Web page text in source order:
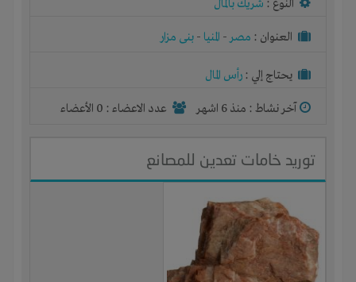
النوع : شريك بالمال
العنوان : مصر- المنيا - بنى مزار
يحتاج إلي : رأس المال
آخر نشاط : منذ 6 اشهر عدد الاعضاء : 0 الأعضاء
توريد خامات تعدين للمصانع